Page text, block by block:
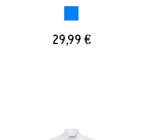
29,99 €